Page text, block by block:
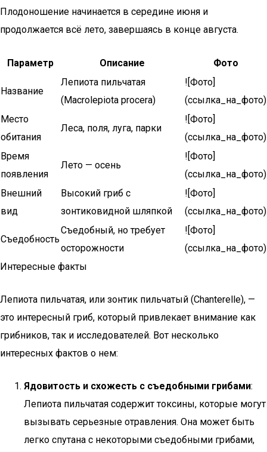
Плодоношение начинается в середине июня и
продолжается всё лето, завершаясь в конце августа.
Параметр Описание Фото
Название
Лепиота пильчатая
(Macrolepiota procera)
![Фото]
(ссылка_на_фото)
Место
обитания
Леса, поля, луга, парки
![Фото]
(ссылка_на_фото)
Время
появления
Лето — осень
![Фото]
(ссылка_на_фото)
Внешний
вид
Высокий гриб с
зонтиковидной шляпкой
![Фото]
(ссылка_на_фото)
Съедобность
Съедобный, но требует
осторожности
![Фото]
(ссылка_на_фото)
Интересные факты
Лепиота пильчатая, или зонтик пильчатый (Chanterelle), —
это интересный гриб, который привлекает внимание как
грибников, так и исследователей. Вот несколько
интересных фактов о нем:
Ядовитость и схожесть с съедобными грибами:
Лепиота пильчатая содержит токсины, которые могут
вызывать серьезные отравления. Она может быть
легко спутана с некоторыми съедобными грибами,